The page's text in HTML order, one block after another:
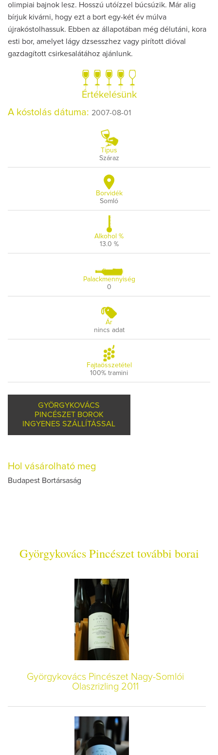
olimpiai bajnok lesz. Hosszú utóízzel búcsúzik. Már alig
bírjuk kivárni, hogy ezt a bort egy-két év múlva
újrakóstolhassuk. Ebben az állapotában még délutáni, kora
esti bor, amelyet lágy dzsesszhez vagy pirított dióval
gazdagított csirkesalátához ajánlunk.
Értékelésünk
A kóstolás dátuma: 2007-08-01
Típus
Száraz
Borvidék
Somló
Alkohol %
13.0 %
Palackmennyiség
0
Ár
nincs adat
Fajtaösszetétel
100% tramini
GYÖRGYKOVÁCS
PINCÉSZET BOROK
INGYENES SZÁLLÍTÁSSAL
Hol vásárolható meg
Budapest Bortársaság
Györgykovács Pincészet további borai
Györgykovács Pincészet Nagy-Somlói
Olaszrizling 2011